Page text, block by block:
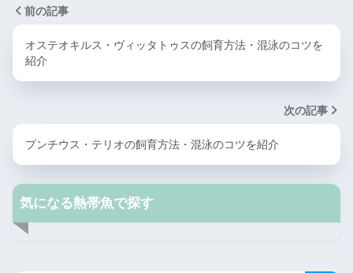
前の記事
オステオキルス・ヴィッタトゥスの飼育方法・混泳のコツを
紹介
次の記事
プンチウス・テリオの飼育方法・混泳のコツを紹介
気になる熱帯魚で探す